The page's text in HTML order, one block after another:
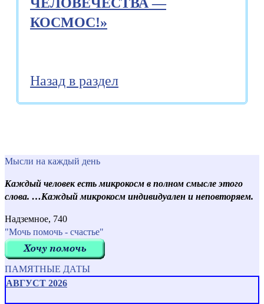
КОСМОС!»
Назад в раздел
Мысли на каждый день
Каждый человек есть микрокосм в полном смысле этого
слова. …Каждый микрокосм индивидуален и неповторяем.
Надземное, 740
"Мочь помочь - счастье"
ПАМЯТНЫЕ ДАТЫ
АВГУСТ 2026